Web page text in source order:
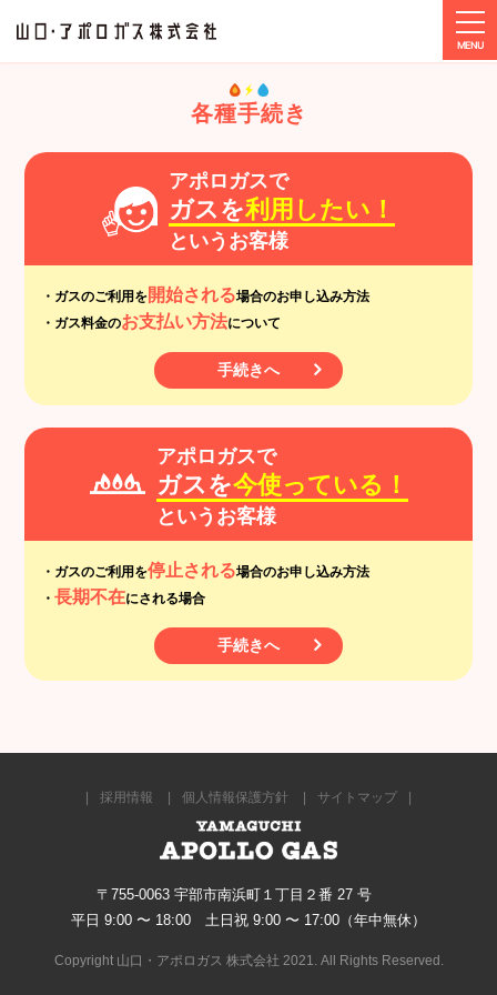
各種手続き
各種手続き
アポロガスで
ガスを利用したい！
というお客様
・ガスのご利用を開始される場合のお申し込み方法
・ガス料金のお支払い方法について
手続きへ
アポロガスで
ガスを今使っている！
というお客様
・ガスのご利用を停止される場合のお申し込み方法
・長期不在にされる場合
手続きへ
採用情報 個人情報保護方針 サイトマップ
〒755-0063 宇部市南浜町１丁目２番 27 号
平日 9:00 〜 18:00 土日祝 9:00 〜 17:00（年中無休）
Copyright 山口・アポロガス 株式会社 2021. All Rights Reserved.